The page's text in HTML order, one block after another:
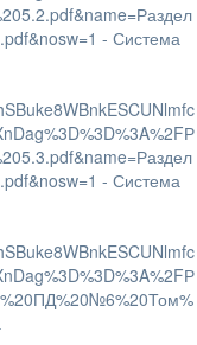
- Система
- Система